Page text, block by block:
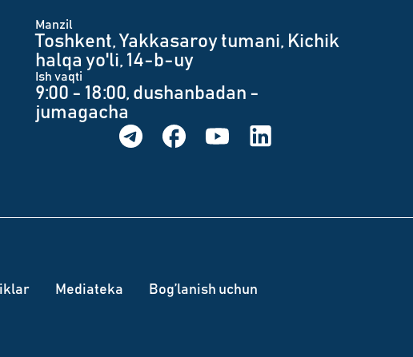
Manzil
Toshkent, Yakkasaroy tumani, Kichik
halqa yo'li, 14-b-uy
Ish vaqti
9:00 - 18:00, dushanbadan -
jumagacha
Mediateka Bog’lanish uchun